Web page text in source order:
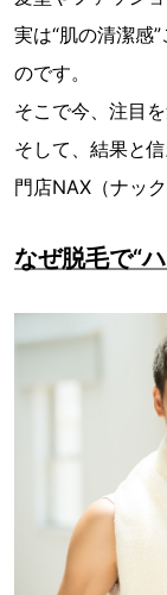
実は“肌の清潔感
のです。
そこで今、注目
そして、結果と
門店NAX（ナッ
なぜ脱毛で“